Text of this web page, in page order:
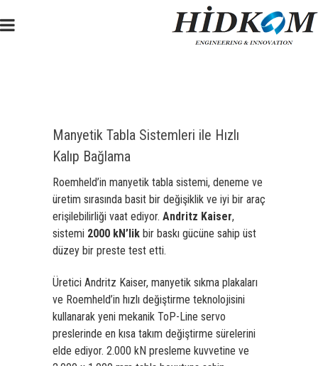
Manyetik Tabla Sistemleri ile Hızlı
Kalıp Bağlama
Roemheld’in manyetik tabla sistemi, deneme ve
üretim sırasında basit bir değişiklik ve iyi bir araç
erişilebilirliği vaat ediyor. Andritz Kaiser,
sistemi 2000 kN’lik bir baskı gücüne sahip üst
düzey bir preste test etti.
Üretici Andritz Kaiser, manyetik sıkma plakaları
ve Roemheld’in hızlı değiştirme teknolojisini
kullanarak yeni mekanik ToP-Line servo
preslerinde en kısa takım değiştirme sürelerini
elde ediyor. 2.000 kN presleme kuvvetine ve